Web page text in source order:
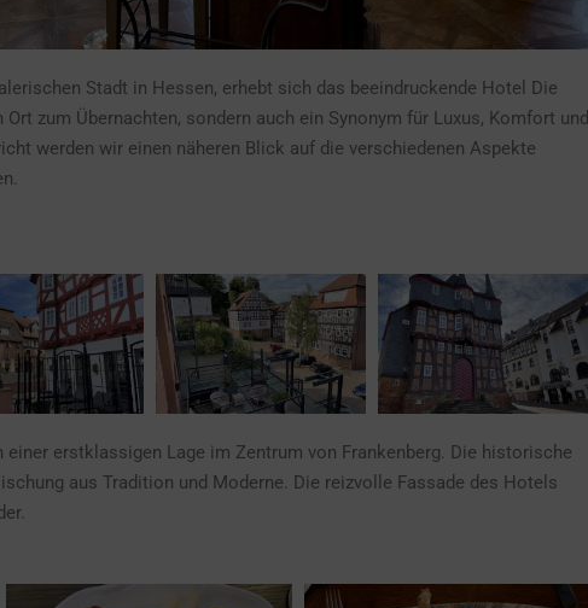
Stadt in Hessen, erhebt sich das beeindruckende Hotel Die
zum Übernachten, sondern auch ein Synonym für Luxus, Komfort und
werden wir einen näheren Blick auf die verschiedenen Aspekte
einer erstklassigen Lage im Zentrum von Frankenberg. Die historische
aus Tradition und Moderne. Die reizvolle Fassade des Hotels